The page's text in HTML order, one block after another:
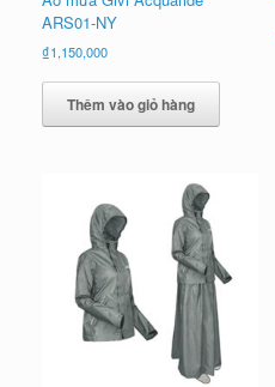
ARS01-NY
₫1,150,000
Thêm vào giỏ hàng